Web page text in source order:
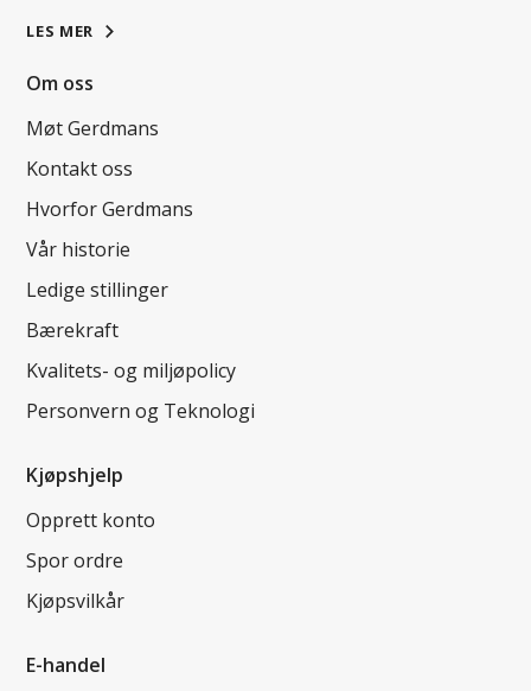
LES MER
Om oss
Møt Gerdmans
Kontakt oss
Hvorfor Gerdmans
Vår historie
Ledige stillinger
Bærekraft
Kvalitets- og miljøpolicy
Personvern og Teknologi
Kjøpshjelp
Opprett konto
Spor ordre
Kjøpsvilkår
E-handel